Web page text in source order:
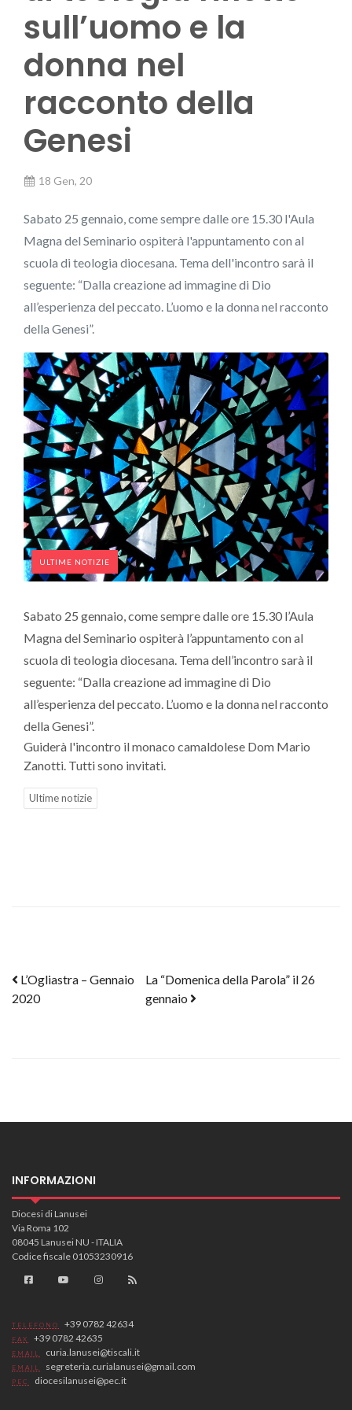
sull’uomo e la
donna nel
racconto della
Genesi
18 Gen, 20
Sabato 25 gennaio, come sempre dalle ore 15.30 l'Aula
Magna del Seminario ospiterà l'appuntamento con al
scuola di teologia diocesana. Tema dell'incontro sarà il
seguente: “Dalla creazione ad immagine di Dio
all’esperienza del peccato. L’uomo e la donna nel racconto
della Genesi”.
ULTIME NOTIZIE
Sabato 25 gennaio, come sempre dalle ore 15.30 l’Aula
Magna del Seminario ospiterà l’appuntamento con al
scuola di teologia diocesana. Tema dell’incontro sarà il
seguente: “Dalla creazione ad immagine di Dio
all’esperienza del peccato. L’uomo e la donna nel racconto
della Genesi”.
Guiderà l'incontro il monaco camaldolese Dom Mario
Zanotti. Tutti sono invitati.
Ultime notizie
Post navigation
L’Ogliastra – Gennaio
2020
La “Domenica della Parola” il 26
gennaio
INFORMAZIONI
Diocesi di Lanusei
Via Roma 102
08045 Lanusei NU - ITALIA
Codice fiscale 01053230916
TELEFONO +39 0782 42634
FAX +39 0782 42635
EMAIL curia.lanusei@tiscali.it
EMAIL segreteria.curialanusei@gmail.com
PEC diocesilanusei@pec.it